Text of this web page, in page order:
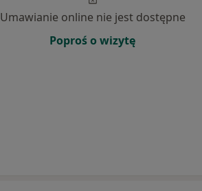
Umawianie online nie jest dostępne
Poproś o wizytę